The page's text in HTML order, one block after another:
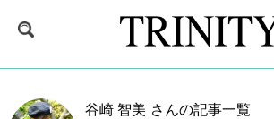
谷崎 智美 さんの記事一覧